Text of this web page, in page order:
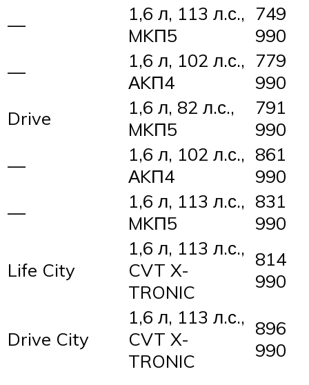
—
1,6 л, 113 л.с.,
MKП5
749
990
—
1,6 л, 102 л.с.,
АKП4
779
990
Drive
1,6 л, 82 л.с.,
MKП5
791
990
—
1,6 л, 102 л.с.,
АKП4
861
990
—
1,6 л, 113 л.с.,
MKП5
831
990
Life City
1,6 л, 113 л.с.,
CVT X-
TRONIC
814
990
Drive City
1,6 л, 113 л.с.,
CVT X-
TRONIC
896
990